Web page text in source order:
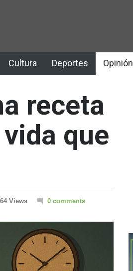
Cultura Deportes Opinión
receta
que
Views 0 comments